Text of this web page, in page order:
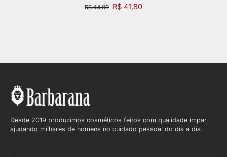
R$ 44,00 R$ 41,80
Desde 2019 produzimos cosméticos feitos com qualidade ímpar,
ajudando milhares de homens no cuidado pessoal do dia a dia.